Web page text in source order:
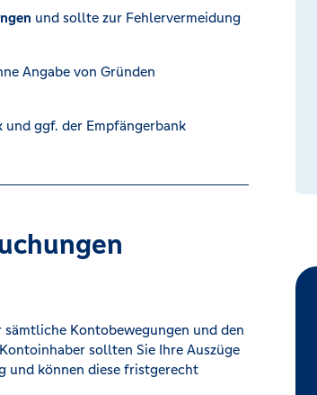
und sollte zur Fehlervermeidung
Angabe von Gründen
ggf. der Empfängerbank
Kontobewegungen und den
sollten Sie Ihre Auszüge
und können diese fristgerecht